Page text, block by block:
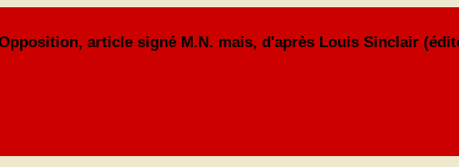
article signé M.N. mais, d'après Louis Sinclair